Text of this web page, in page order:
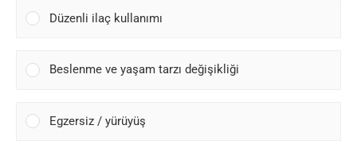
Düzenli ilaç kullanımı
Beslenme ve yaşam tarzı değişikliği
Egzersiz / yürüyüş